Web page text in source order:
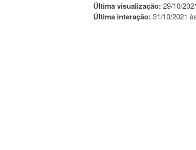
Última visualização: 29/10/
Última interação: 31/10/2021